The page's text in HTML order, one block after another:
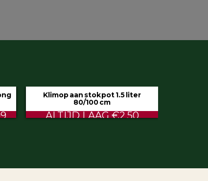
Hedera helix ‘Hibernica’ pot 9 cm
€0.60